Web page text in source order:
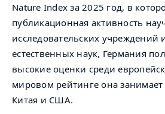
Nature Index за 2025 год, в
публикационная активность
исследовательских учреждений
естественных наук, Германия
высокие оценки среди
мировом рейтинге она занимает
Китая и США.